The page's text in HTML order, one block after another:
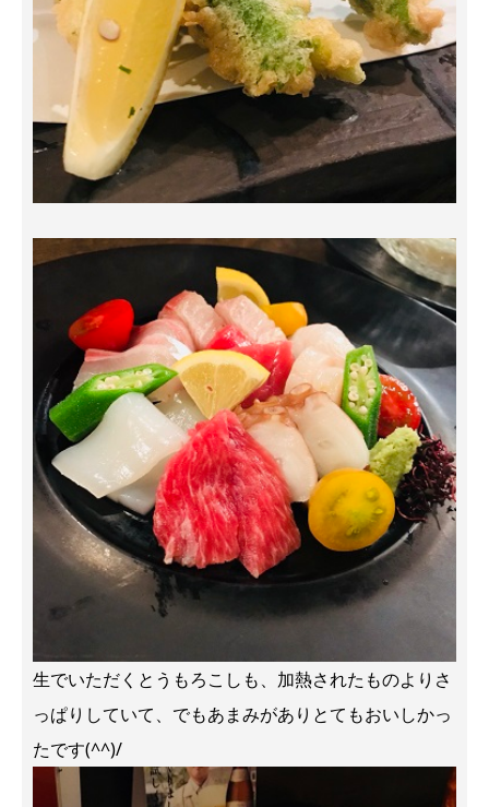
生でいただくとうもろこしも、加熱されたものよりさ
っぱりしていて、でもあまみがありとてもおいしかっ
たです(^^)/